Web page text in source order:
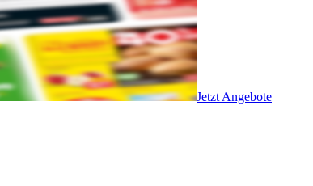
Jetzt Angebote